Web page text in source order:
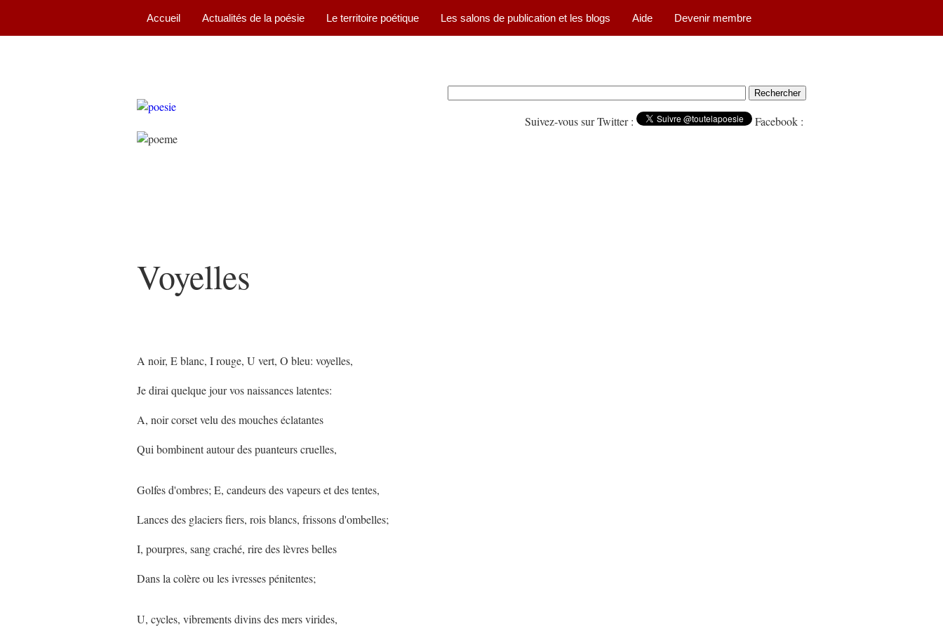
Accueil Actualités de la poésie Le territoire poétique Les salons de publication et les blogs Aide Devenir membre
Suivez-vous sur Twitter : Facebook :
Voyelles
A noir, E blanc, I rouge, U vert, O bleu: voyelles,
Je dirai quelque jour vos naissances latentes:
A, noir corset velu des mouches éclatantes
Qui bombinent autour des puanteurs cruelles,
Golfes d'ombres; E, candeurs des vapeurs et des tentes,
Lances des glaciers fiers, rois blancs, frissons d'ombelles;
I, pourpres, sang craché, rire des lèvres belles
Dans la colère ou les ivresses pénitentes;
U, cycles, vibrements divins des mers virides,